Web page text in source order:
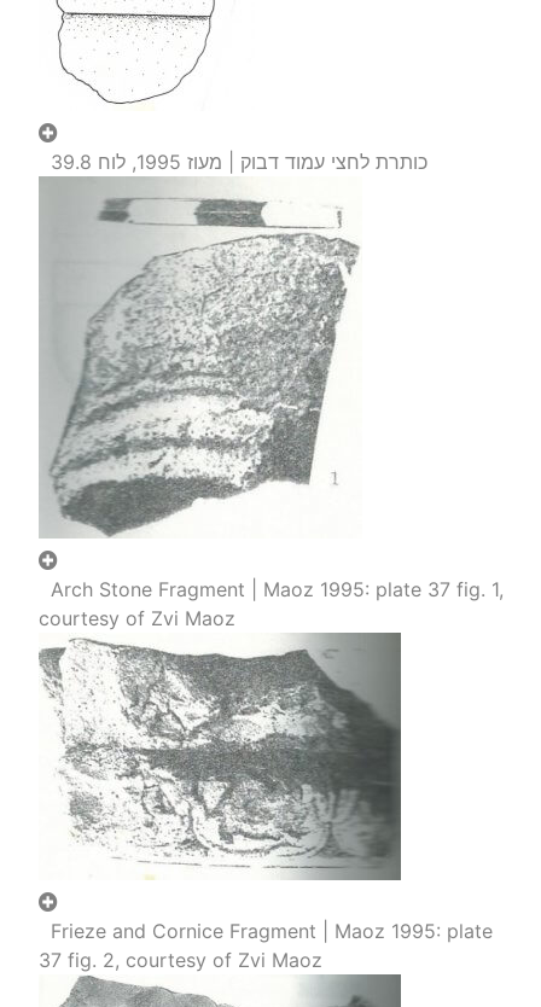
כותרת לחצי עמוד דבוק | מעוז 1995, לוח 39.8
Arch Stone Fragment | Maoz 1995: plate 37 fig. 1,
courtesy of Zvi Maoz
Frieze and Cornice Fragment | Maoz 1995: plate
37 fig. 2, courtesy of Zvi Maoz